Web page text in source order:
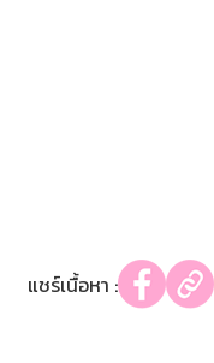
แชร์เนื้อหา :